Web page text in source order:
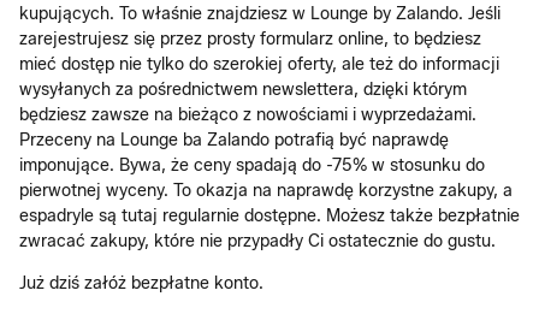
kupujących. To właśnie znajdziesz w Lounge by Zalando. Jeśli
zarejestrujesz się przez prosty formularz online, to będziesz
mieć dostęp nie tylko do szerokiej oferty, ale też do informacji
wysyłanych za pośrednictwem newslettera, dzięki którym
będziesz zawsze na bieżąco z nowościami i wyprzedażami.
Przeceny na Lounge ba Zalando potrafią być naprawdę
imponujące. Bywa, że ceny spadają do -75% w stosunku do
pierwotnej wyceny. To okazja na naprawdę korzystne zakupy, a
espadryle są tutaj regularnie dostępne. Możesz także bezpłatnie
zwracać zakupy, które nie przypadły Ci ostatecznie do gustu.
Już dziś załóż bezpłatne konto.